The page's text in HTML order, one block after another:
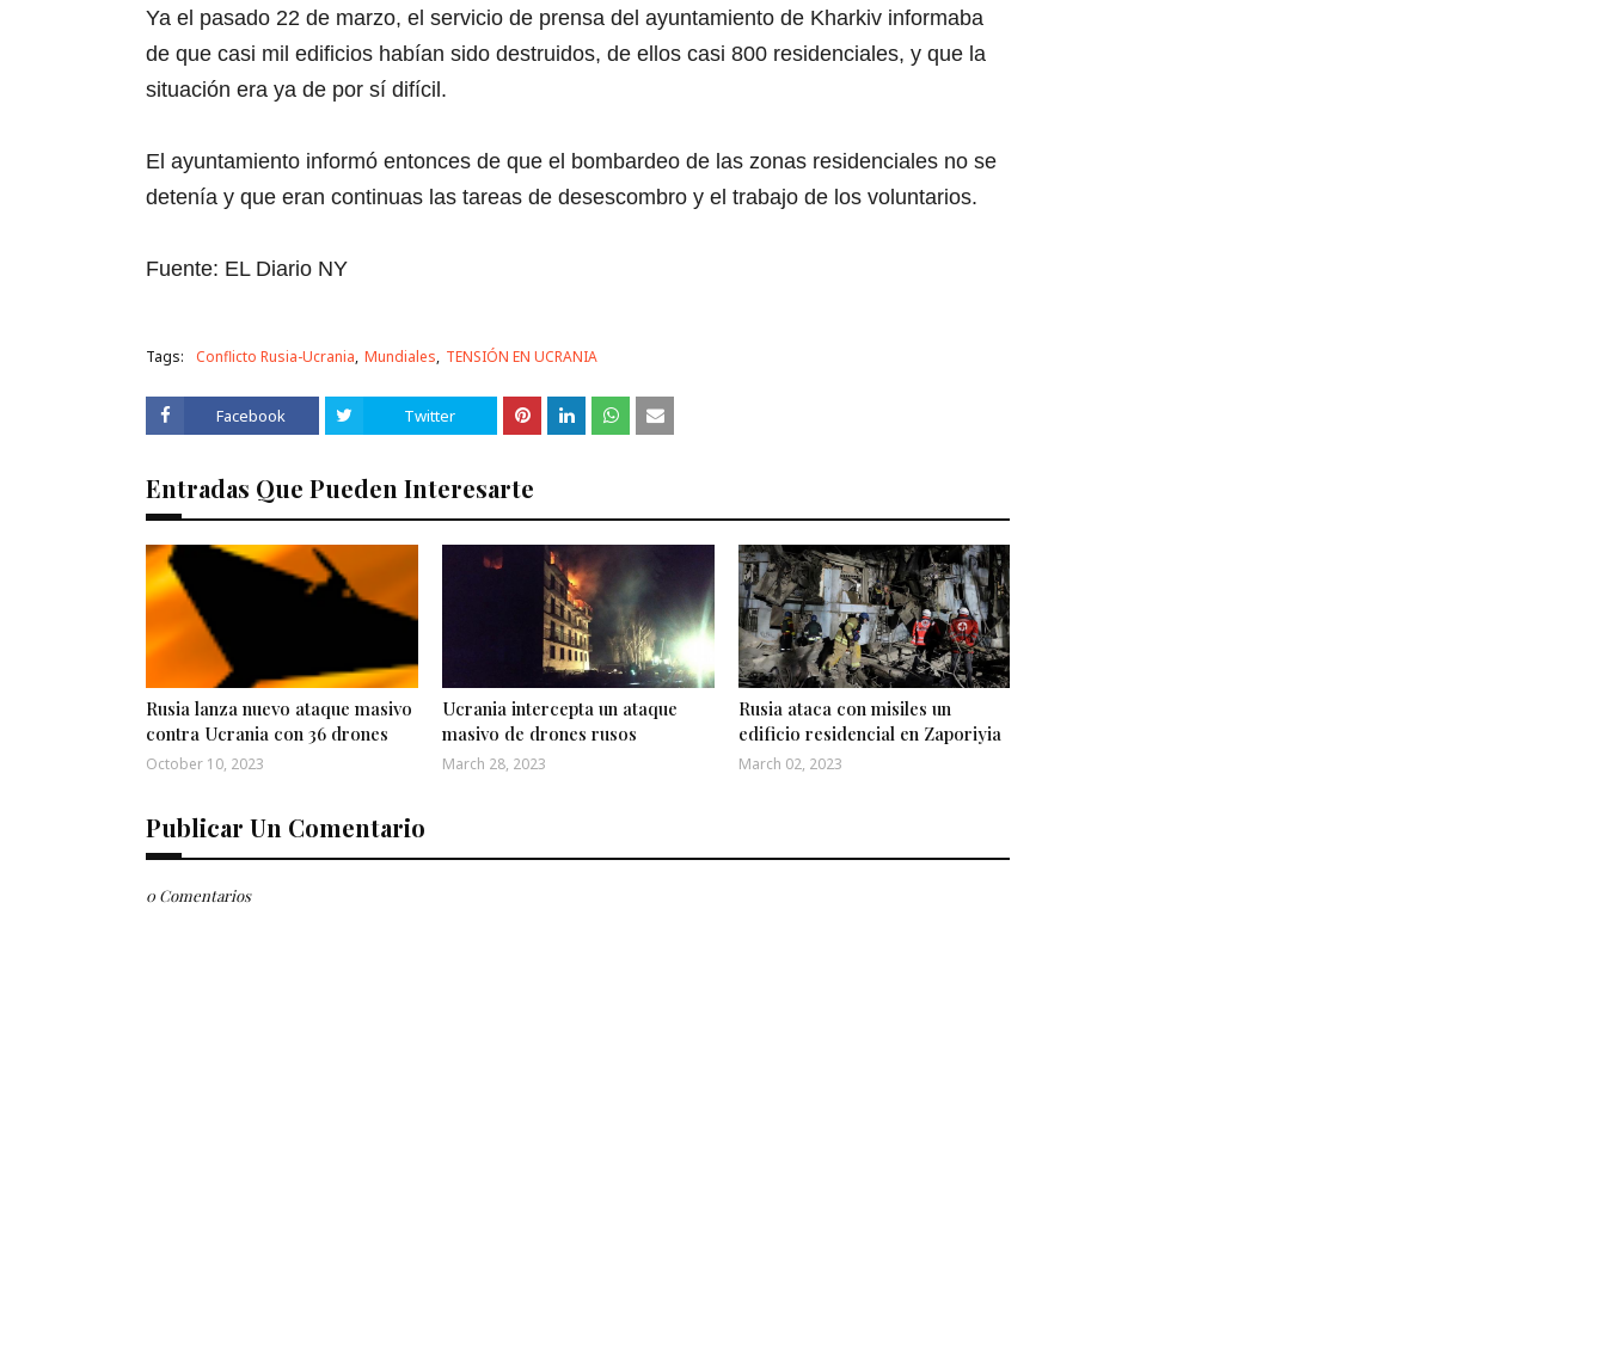
s
o
f
m
t
e
,
s
e
d
V
l
e
9
%
Ya el pasado 22 de marzo, el servicio de prensa del ayuntamiento de Kharkiv informaba
de que casi mil edificios habían sido destruidos, de ellos casi 800 residenciales, y que la
situación era ya de por sí difícil.
El ayuntamiento informó entonces de que el bombardeo de las zonas residenciales no se
detenía y que eran continuas las tareas de desescombro y el trabajo de los voluntarios.
Fuente: EL Diario NY
Tags: Conflicto Rusia-Ucrania Mundiales TENSIÓN EN UCRANIA
Facebook Twitter
Entradas Que Pueden Interesarte
Rusia lanza nuevo ataque masivo
contra Ucrania con 36 drones
October 10, 2023
Ucrania intercepta un ataque
masivo de drones rusos
March 28, 2023
Rusia ataca con misiles un
edificio residencial en Zaporiyia
March 02, 2023
Publicar Un Comentario
0 Comentarios